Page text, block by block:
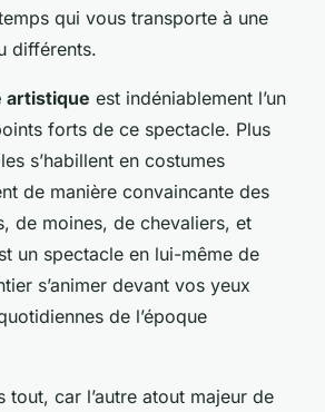
qui vous transporte à une
différents.
artistique est indéniablement l’un
forts de ce spectacle. Plus
s’habillent en costumes
de manière convaincante des
de moines, de chevaliers, et
un spectacle en lui-même de
s’animer devant vos yeux
de l’époque
tout, car l’autre atout majeur de